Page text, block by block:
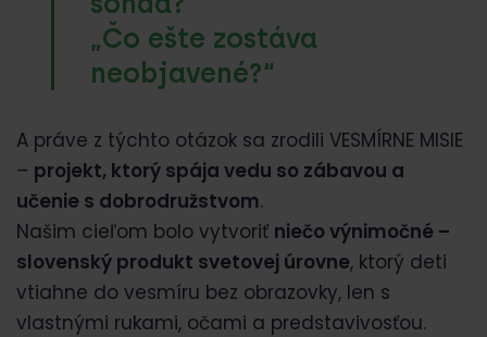
„Čo ešte zostáva
neobjavené?“
A práve z týchto otázok sa zrodili VESMÍRNE MISIE
– projekt, ktorý spája vedu so zábavou a
učenie s dobrodružstvom.
Našim cieľom bolo vytvoriť niečo výnimočné –
slovenský produkt svetovej úrovne, ktorý deti
vtiahne do vesmíru bez obrazovky, len s
vlastnými rukami, očami a predstavivosťou.